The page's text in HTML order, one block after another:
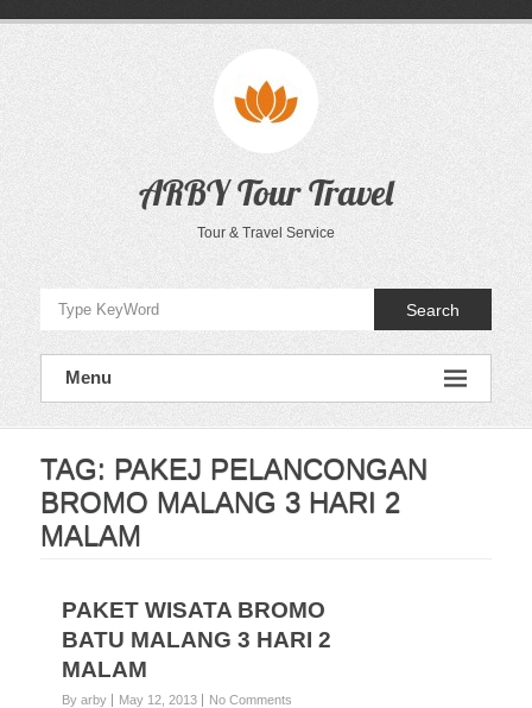
ARBY Tour Travel
Tour & Travel Service
Search
Menu
TAG: PAKEJ PELANCONGAN
BROMO MALANG 3 HARI 2
MALAM
PAKET WISATA BROMO
BATU MALANG 3 HARI 2
MALAM
By arby May 12, 2013 No Comments